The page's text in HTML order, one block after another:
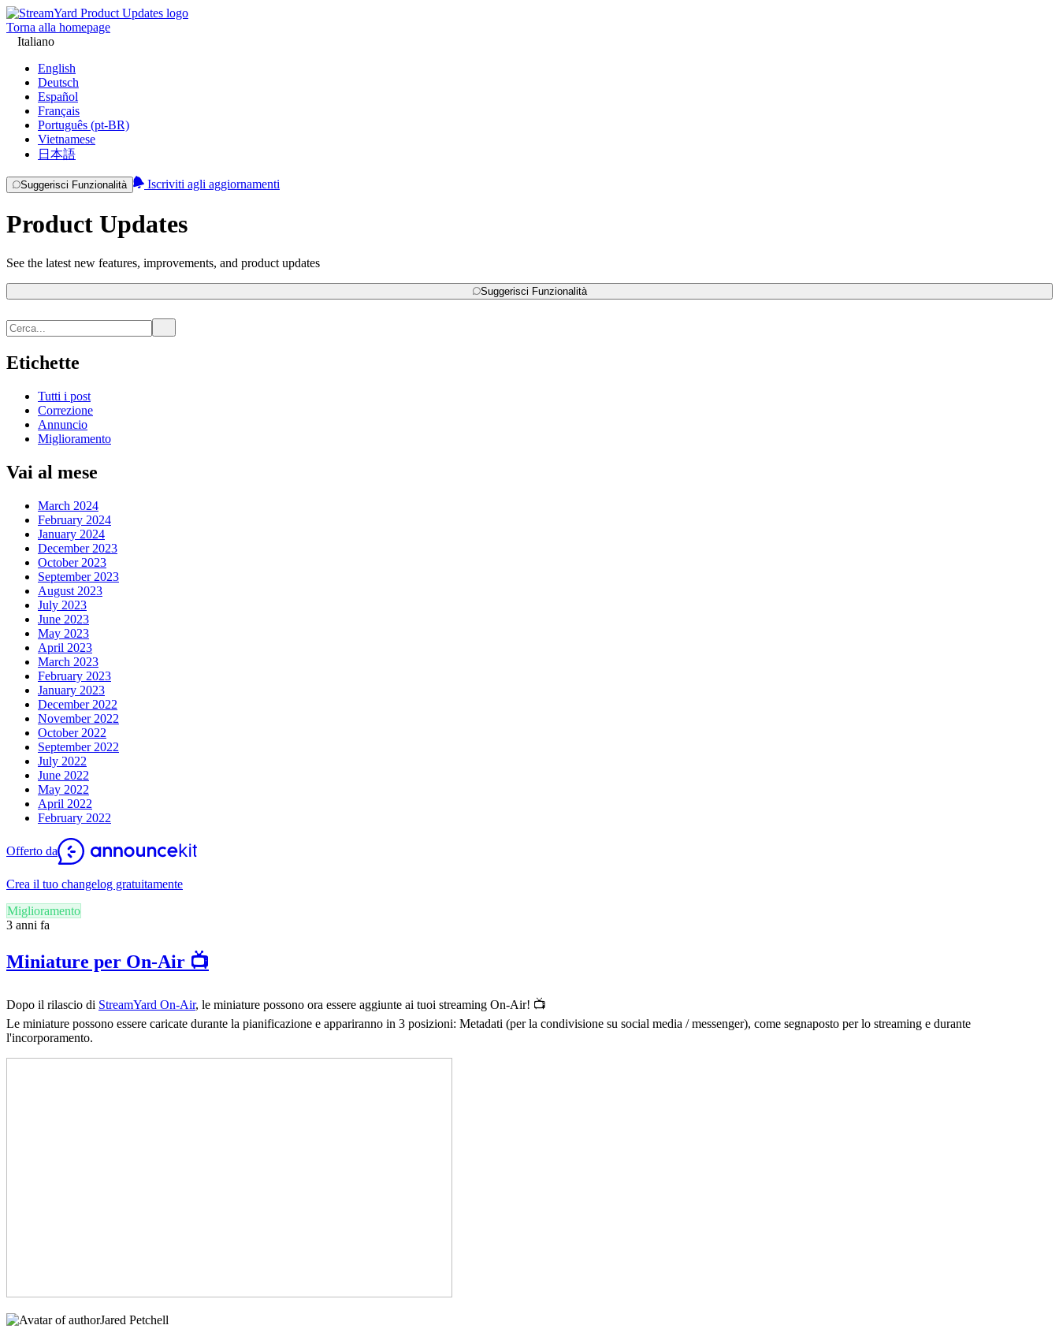
Torna alla homepage
Italiano
English
Deutsch
Español
Français
Português (pt-BR)
Vietnamese
日本語
Suggerisci Funzionalità Iscriviti agli aggiornamenti
Product Updates
See the latest new features, improvements, and product updates
Suggerisci Funzionalità
Etichette
Tutti i post
Correzione
Annuncio
Miglioramento
Vai al mese
March 2024
February 2024
January 2024
December 2023
October 2023
September 2023
August 2023
July 2023
June 2023
May 2023
April 2023
March 2023
February 2023
January 2023
December 2022
November 2022
October 2022
September 2022
July 2022
June 2022
May 2022
April 2022
February 2022
Offerto da
Crea il tuo changelog gratuitamente
Miglioramento
3 anni fa
Miniature per On-Air 📺
Dopo il rilascio di StreamYard On-Air, le miniature possono ora essere aggiunte ai tuoi streaming On-Air! 📺
Le miniature possono essere caricate durante la pianificazione e appariranno in 3 posizioni: Metadati (per la condivisione su social media / messenger), come segnaposto per lo streaming e durante
l'incorporamento.
Jared Petchell